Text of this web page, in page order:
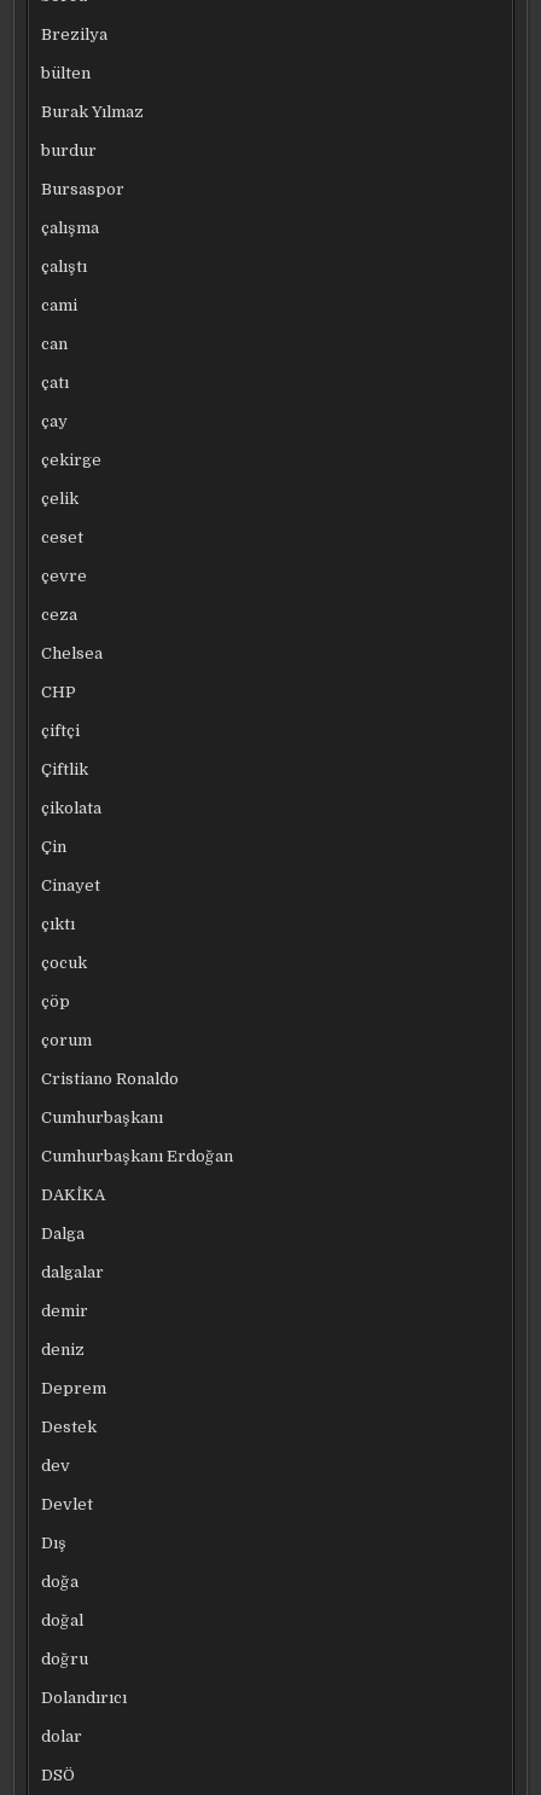
Brezilya
bülten
Burak Yılmaz
burdur
Bursaspor
çalışma
çalıştı
cami
can
çatı
çay
çekirge
çelik
ceset
çevre
ceza
Chelsea
CHP
çiftçi
Çiftlik
çikolata
Çin
Cinayet
çıktı
çocuk
çöp
çorum
Cristiano Ronaldo
Cumhurbaşkanı
Cumhurbaşkanı Erdoğan
DAKİKA
Dalga
dalgalar
demir
deniz
Deprem
Destek
dev
Devlet
Dış
doğa
doğal
doğru
Dolandırıcı
dolar
DSÖ